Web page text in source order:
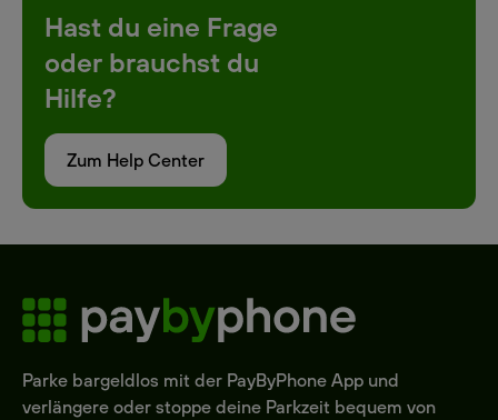
Hast du eine Frage
oder brauchst du
Hilfe?
Zum Help Center
Parke bargeldlos mit der PayByPhone App und
verlängere oder stoppe deine Parkzeit bequem von